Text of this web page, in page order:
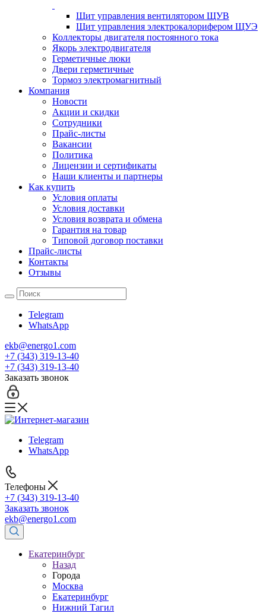
Щит управления вентилятором ЩУВ
Щит управления электрокалорифером ЩУЭ
Коллекторы двигателя постоянного тока
Якорь электродвигателя
Герметичные люки
Двери герметичные
Тормоз электромагнитный
Компания
Новости
Акции и скидки
Сотрудники
Прайс-листы
Вакансии
Политика
Лицензии и сертификаты
Наши клиенты и партнеры
Как купить
Условия оплаты
Условия доставки
Условия возврата и обмена
Гарантия на товар
Типовой договор поставки
Прайс-листы
Контакты
Отзывы
Telegram
WhatsApp
ekb@energo1.com
+7 (343) 319-13-40
+7 (343) 319-13-40
Заказать звонок
Telegram
WhatsApp
Телефоны
+7 (343) 319-13-40
Заказать звонок
ekb@energo1.com
Екатеринбург
Назад
Города
Москва
Екатеринбург
Нижний Тагил